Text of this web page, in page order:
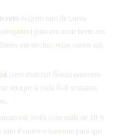
exigem raio de curva
para encaixar bem; em
em trechos retos curtos nas
(sem material físico) parecem
retoque a cada 6–8 semanas
em ovais com mais de 10 ft
é suave o bastante para que